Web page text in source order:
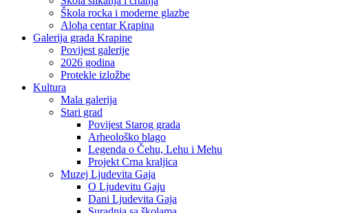
Škola rocka i moderne glazbe
Aloha centar Krapina
Galerija grada Krapine
Povijest galerije
2026 godina
Protekle izložbe
Kultura
Mala galerija
Stari grad
Povijest Starog grada
Arheološko blago
Legenda o Čehu, Lehu i Mehu
Projekt Crna kraljica
Muzej Ljudevita Gaja
O Ljudevitu Gaju
Dani Ljudevita Gaja